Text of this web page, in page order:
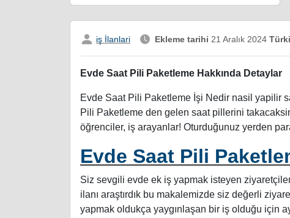
iş İlanlari Ekleme tarihi 21 Aralık 2024
Evde Saat Pili Paketleme Hakkında Detaylar
Evde Saat Pili Paketleme İşi Nedir nasil yapilir
Pili Paketleme den gelen saat pillerini
öğrenciler, iş arayanlar! Oturduğunuz yerden
Evde Saat Pili
Siz sevgili evde ek iş yapmak isteyen
ilanı araştırdık bu makalemizde siz değerli
yapmak oldukça yaygınlaşan bir iş olduğu için